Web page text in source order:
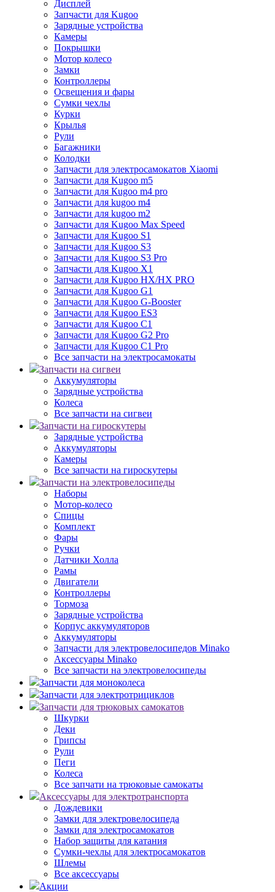
Дисплей
Запчасти для Kugoo
Зарядные устройства
Камеры
Покрышки
Мотор колесо
Замки
Контроллеры
Освещения и фары
Сумки чехлы
Курки
Крылья
Рули
Багажники
Колодки
Запчасти для электросамокатов Xiaomi
Запчасти для Kugoo m5
Запчасти для Кugoo m4 pro
Запчасти для kugoo m4
Запчасти для kugoo m2
Запчасти для Kugoo Max Speed
Запчасти для Kugoo S1
Запчасти для Kugoo S3
Запчасти для Kugoo S3 Pro
Запчасти для Kugoo X1
Запчасти для Kugoo HX/HX PRO
Запчасти для Kugoo G1
Запчасти для Kugoo G-Booster
Запчасти для Kugoo ES3
Запчасти для Kugoo C1
Запчасти для Kugoo G2 Pro
Запчасти для Kugoo C1 Pro
Все запчасти на электросамокаты
Запчасти на сигвеи
Аккумуляторы
Зарядные устройства
Колеса
Все запчасти на сигвеи
Запчасти на гироскутеры
Зарядные устройства
Аккумуляторы
Камеры
Все запчасти на гироскутеры
Запчасти на электровелосипеды
Наборы
Мотор-колесо
Спицы
Комплект
Фары
Ручки
Датчики Холла
Рамы
Двигатели
Контроллеры
Тормоза
Зарядные устройства
Корпус аккумуляторов
Аккумуляторы
Запчасти для электровелосипедов Minako
Аксессуары Minako
Все запчасти на электровелосипеды
Запчасти для моноколеса
Запчасти для электротрициклов
Запчасти для трюковых самокатов
Шкурки
Деки
Грипсы
Рули
Пеги
Колеса
Все запчати на трюковые самокаты
Аксессуары для электротранспорта
Дождевики
Замки для электровелосипеда
Замки для электросамокатов
Набор защиты для катания
Сумки-чехлы для электросамокатов
Шлемы
Все аксессуары
Акции